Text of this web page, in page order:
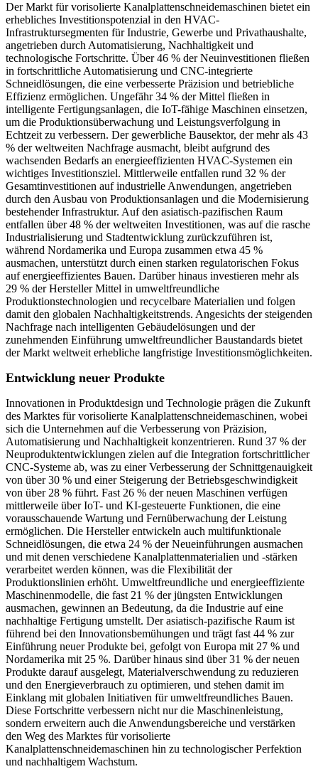
Der Markt für vorisolierte Kanalplattenschneidemaschinen bietet ein
erhebliches Investitionspotenzial in den HVAC-
Infrastruktursegmenten für Industrie, Gewerbe und Privathaushalte,
angetrieben durch Automatisierung, Nachhaltigkeit und
technologische Fortschritte. Über 46 % der Neuinvestitionen fließen
in fortschrittliche Automatisierung und CNC-integrierte
Schneidlösungen, die eine verbesserte Präzision und betriebliche
Effizienz ermöglichen. Ungefähr 34 % der Mittel fließen in
intelligente Fertigungsanlagen, die IoT-fähige Maschinen einsetzen,
um die Produktionsüberwachung und Leistungsverfolgung in
Echtzeit zu verbessern. Der gewerbliche Bausektor, der mehr als 43
% der weltweiten Nachfrage ausmacht, bleibt aufgrund des
wachsenden Bedarfs an energieeffizienten HVAC-Systemen ein
wichtiges Investitionsziel. Mittlerweile entfallen rund 32 % der
Gesamtinvestitionen auf industrielle Anwendungen, angetrieben
durch den Ausbau von Produktionsanlagen und die Modernisierung
bestehender Infrastruktur. Auf den asiatisch-pazifischen Raum
entfallen über 48 % der weltweiten Investitionen, was auf die rasche
Industrialisierung und Stadtentwicklung zurückzuführen ist,
während Nordamerika und Europa zusammen etwa 45 %
ausmachen, unterstützt durch einen starken regulatorischen Fokus
auf energieeffizientes Bauen. Darüber hinaus investieren mehr als
29 % der Hersteller Mittel in umweltfreundliche
Produktionstechnologien und recycelbare Materialien und folgen
damit den globalen Nachhaltigkeitstrends. Angesichts der steigenden
Nachfrage nach intelligenten Gebäudelösungen und der
zunehmenden Einführung umweltfreundlicher Baustandards bietet
der Markt weltweit erhebliche langfristige Investitionsmöglichkeiten.
Entwicklung neuer Produkte
Innovationen in Produktdesign und Technologie prägen die Zukunft
des Marktes für vorisolierte Kanalplattenschneidemaschinen, wobei
sich die Unternehmen auf die Verbesserung von Präzision,
Automatisierung und Nachhaltigkeit konzentrieren. Rund 37 % der
Neuproduktentwicklungen zielen auf die Integration fortschrittlicher
CNC-Systeme ab, was zu einer Verbesserung der Schnittgenauigkeit
von über 30 % und einer Steigerung der Betriebsgeschwindigkeit
von über 28 % führt. Fast 26 % der neuen Maschinen verfügen
mittlerweile über IoT- und KI-gesteuerte Funktionen, die eine
vorausschauende Wartung und Fernüberwachung der Leistung
ermöglichen. Die Hersteller entwickeln auch multifunktionale
Schneidlösungen, die etwa 24 % der Neueinführungen ausmachen
und mit denen verschiedene Kanalplattenmaterialien und -stärken
verarbeitet werden können, was die Flexibilität der
Produktionslinien erhöht. Umweltfreundliche und energieeffiziente
Maschinenmodelle, die fast 21 % der jüngsten Entwicklungen
ausmachen, gewinnen an Bedeutung, da die Industrie auf eine
nachhaltige Fertigung umstellt. Der asiatisch-pazifische Raum ist
führend bei den Innovationsbemühungen und trägt fast 44 % zur
Einführung neuer Produkte bei, gefolgt von Europa mit 27 % und
Nordamerika mit 25 %. Darüber hinaus sind über 31 % der neuen
Produkte darauf ausgelegt, Materialverschwendung zu reduzieren
und den Energieverbrauch zu optimieren, und stehen damit im
Einklang mit globalen Initiativen für umweltfreundliches Bauen.
Diese Fortschritte verbessern nicht nur die Maschinenleistung,
sondern erweitern auch die Anwendungsbereiche und verstärken
den Weg des Marktes für vorisolierte
Kanalplattenschneidemaschinen hin zu technologischer Perfektion
und nachhaltigem Wachstum.